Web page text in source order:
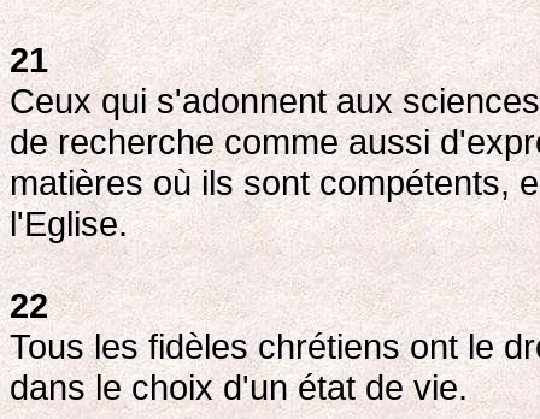
21
Ceux qui s'adonnent aux
de recherche comme aussi
matières où ils sont compétents,
l'Eglise.
22
Tous les fidèles chrétiens ont le
dans le choix d'un état de vie.